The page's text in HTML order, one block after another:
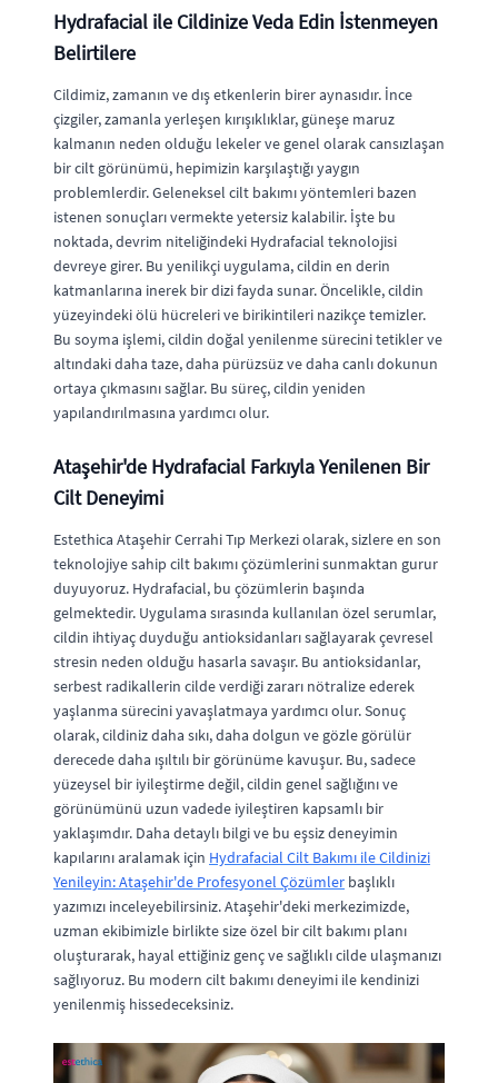
Hydrafacial ile Cildinize Veda Edin İstenmeyen
Belirtilere
Cildimiz, zamanın ve dış etkenlerin birer aynasıdır. İnce
çizgiler, zamanla yerleşen kırışıklıklar, güneşe maruz
kalmanın neden olduğu lekeler ve genel olarak cansızlaşan
bir cilt görünümü, hepimizin karşılaştığı yaygın
problemlerdir. Geleneksel cilt bakımı yöntemleri bazen
istenen sonuçları vermekte yetersiz kalabilir. İşte bu
noktada, devrim niteliğindeki Hydrafacial teknolojisi
devreye girer. Bu yenilikçi uygulama, cildin en derin
katmanlarına inerek bir dizi fayda sunar. Öncelikle, cildin
yüzeyindeki ölü hücreleri ve birikintileri nazikçe temizler.
Bu soyma işlemi, cildin doğal yenilenme sürecini tetikler ve
altındaki daha taze, daha pürüzsüz ve daha canlı dokunun
ortaya çıkmasını sağlar. Bu süreç, cildin yeniden
yapılandırılmasına yardımcı olur.
Ataşehir'de Hydrafacial Farkıyla Yenilenen Bir
Cilt Deneyimi
Estethica Ataşehir Cerrahi Tıp Merkezi olarak, sizlere en son
teknolojiye sahip cilt bakımı çözümlerini sunmaktan gurur
duyuyoruz. Hydrafacial, bu çözümlerin başında
gelmektedir. Uygulama sırasında kullanılan özel serumlar,
cildin ihtiyaç duyduğu antioksidanları sağlayarak çevresel
stresin neden olduğu hasarla savaşır. Bu antioksidanlar,
serbest radikallerin cilde verdiği zararı nötralize ederek
yaşlanma sürecini yavaşlatmaya yardımcı olur. Sonuç
olarak, cildiniz daha sıkı, daha dolgun ve gözle görülür
derecede daha ışıltılı bir görünüme kavuşur. Bu, sadece
yüzeysel bir iyileştirme değil, cildin genel sağlığını ve
görünümünü uzun vadede iyileştiren kapsamlı bir
yaklaşımdır. Daha detaylı bilgi ve bu eşsiz deneyimin
kapılarını aralamak için Hydrafacial Cilt Bakımı ile Cildinizi
Yenileyin: Ataşehir'de Profesyonel Çözümler başlıklı
yazımızı inceleyebilirsiniz. Ataşehir'deki merkezimizde,
uzman ekibimizle birlikte size özel bir cilt bakımı planı
oluşturarak, hayal ettiğiniz genç ve sağlıklı cilde ulaşmanızı
sağlıyoruz. Bu modern cilt bakımı deneyimi ile kendinizi
yenilenmiş hissedeceksiniz.